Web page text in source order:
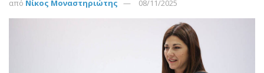
από Νίκος Μοναστηριώτης 08/11/2025